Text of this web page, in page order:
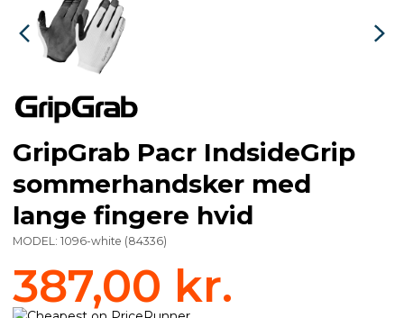
GripGrab Pacr IndsideGrip
sommerhandsker med
lange fingere hvid
MODEL: 1096-white (84336)
387,00 kr.